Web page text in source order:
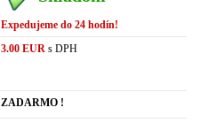
Expedujeme do 24 hodín!
3.00 EUR s DPH
ZADARMO !